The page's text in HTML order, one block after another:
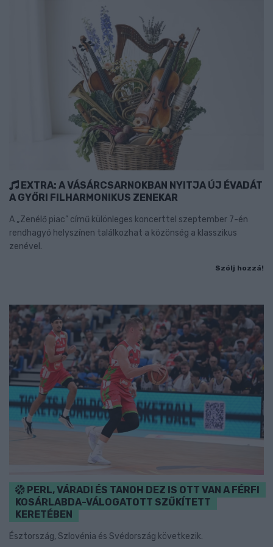
EXTRA: A VÁSÁRCSARNOKBAN NYITJA ÚJ ÉVADÁT
A GYŐRI FILHARMONIKUS ZENEKAR
A „Zenélő piac” című különleges koncerttel szeptember 7-én
rendhagyó helyszínen találkozhat a közönség a klasszikus
zenével.
Szólj hozzá!
PERL, VÁRADI ÉS TANOH DEZ IS OTT VAN A FÉRFI
KOSÁRLABDA-VÁLOGATOTT SZŰKÍTETT
KERETÉBEN
Észtország, Szlovénia és Svédország következik.